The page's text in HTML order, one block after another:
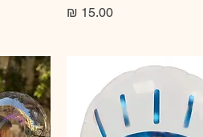
מחיר‏15.00 ‏₪